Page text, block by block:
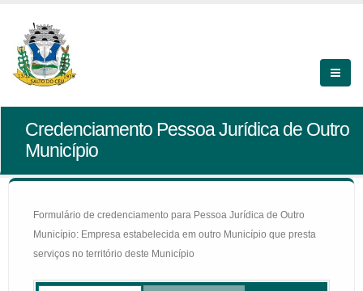
Credenciamento Pessoa Jurídica de Outro
Município
Formulário de credenciamento para Pessoa Jurídica de Outro
Município: Empresa estabelecida em outro Município que presta
serviços no território deste Município